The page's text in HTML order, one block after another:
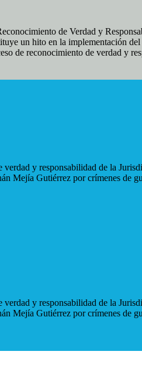
de Verdad y
un hito en la implementación
de reconocimiento de verdad y
y responsabilidad de la
Mejía Gutiérrez por crímenes de
y responsabilidad de la
Mejía Gutiérrez por crímenes de